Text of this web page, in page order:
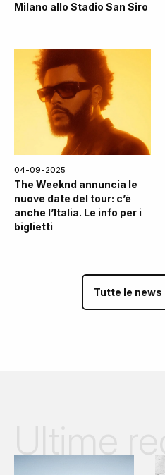
Milano allo Stadio San Siro
04-09-2025
The Weeknd annuncia le
nuove date del tour: c’è
anche l’Italia. Le info per i
biglietti
Tutte le news